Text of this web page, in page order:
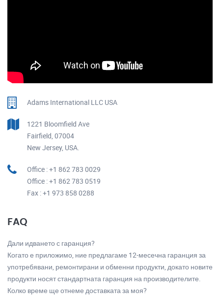
Adams International LLC USA
1221 Bloomfield Ave
Fairfield, 07004
New Jersey, USA.
Office : +1 862 783 0029
Office : +1 862 783 0519
Fax : +1 973 858 0288
FAQ
Дали идването с гаранция?
Когато е приложимо, ние предлагаме 12-месечна гаранция за
употребявани, ремонтирани и обменни продукти, докато новите
продукти носят стандартната гаранция на производителите.
Колко време ще отнеме доставката за моя?